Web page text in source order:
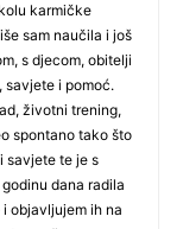
karmičke
sam naučila i još
s djecom, obitelji
savjete i pomoć.
životni trening,
spontano tako što
savjete te je s
dana radila
objavljujem ih na